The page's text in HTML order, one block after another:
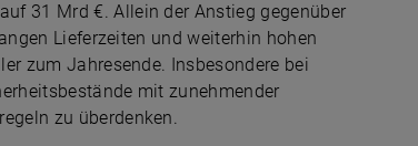
31 Mrd €. Allein der Anstieg gegenüber
Lieferzeiten und weiterhin hohen
zum Jahresende. Insbesondere bei
mit zunehmender
zu überdenken.